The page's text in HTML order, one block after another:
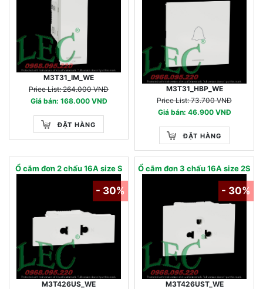
M3T31_IM_WE
Price List: 264.000 VNĐ
Giá bán: 168.000 VNĐ
ĐẶT HÀNG
M3T31_HBP_WE
Price List: 73.700 VNĐ
Giá bán: 46.900 VNĐ
ĐẶT HÀNG
Ổ cắm đơn 2 chấu 16A size S
M3T426US_WE
- 30%
Ổ cắm đơn 3 chấu 16A size 2S
M3T426UST_WE
- 30%